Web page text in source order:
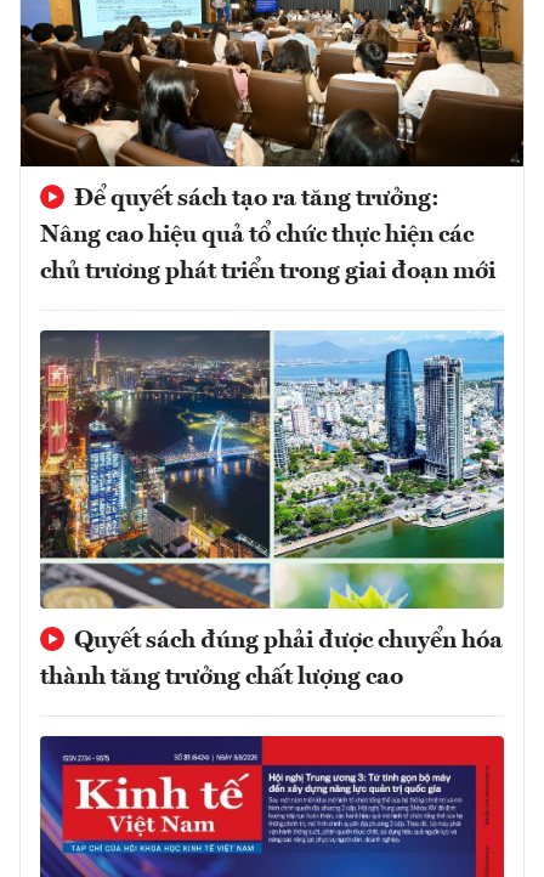
Để quyết sách tạo ra tăng trưởng:
Nâng cao hiệu quả tổ chức thực hiện các
chủ trương phát triển trong giai đoạn mới
Quyết sách đúng phải được chuyển hóa
thành tăng trưởng chất lượng cao